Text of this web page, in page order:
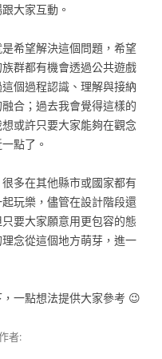
大家互動。
希望解決這個問題，希望
群都有機會透過公共遊戲
個過程認識、理解與接納
合；過去我會覺得這樣的
或許只要大家能夠在觀念
點了。
多在其他縣市或國家都有
玩樂，儘管在設計階段還
要大家願意用更包容的態
念從這個地方萌芽，進一
一點想法提供大家參考 😉
者: